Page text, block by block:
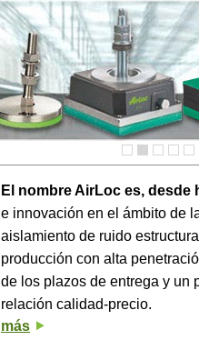
El nombre AirLoc es, desde
e innovación en el ámbito de
aislamiento de ruido
producción con alta
de los plazos de entrega y un
relación calidad-precio.
más